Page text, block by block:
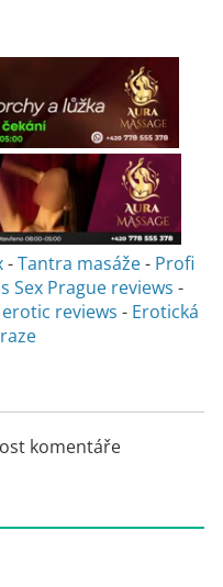
-Tantra masáže- Profi
Sex Prague reviews -
reviews - Erotická
komentáře